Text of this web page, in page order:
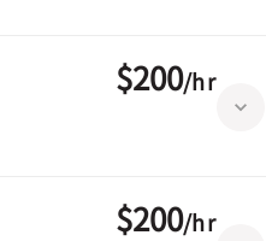
$200/hr
$200/hr